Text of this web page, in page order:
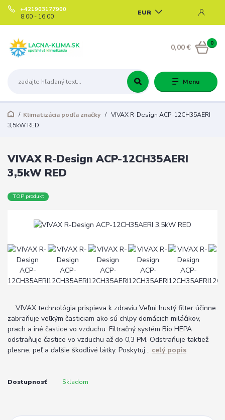
Menu
EUR
+421903177900
8:00 - 16:00
0
0,00 €
Klimatizácia podľa značky
VIVAX R-Design ACP-12CH35AERI
3,5kW RED
VIVAX R-Design ACP-12CH35AERI
3,5kW RED
TOP produkt
VIVAX technológia prispieva k zdraviu Veľmi hustý filter účinne
zabraňuje veľkým časticiam ako sú chlpy domácich miláčikov,
prach a iné častice vo vzduchu. Filtračný systém Bio HEPA
odstraňuje častice vo vzduchu až do 0,3 PM. Odstraňuje taktiež
plesne, peľ a ďalšie škodlivé látky. Poskytuj... celý popis
Dostupnosť Skladom